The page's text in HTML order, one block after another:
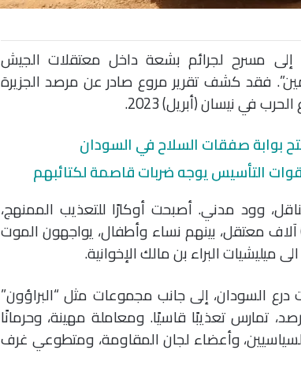
إلى مسرح لجرائم بشعة داخل معتقلات الجيش
فقد كشف تقرير مروع صادر عن مرصد الجزيرة
في نيسان (أبريل) 2023.
بوابة صفقات السلاح في السودان
التأسيس يوجه ضربات قاصمة لكتائبهم
وود مدني. أصبحت أوكارًا للتعذيب الممنهج،
القسري، والقتل بدم بارد. أكثر من (3) آلاف معتقل، بينهم نساء وأطفال، يواجهون الموت
ميليشيات البراء بن مالك الإخوانية.
درع السودان، إلى جانب مجموعات مثل “البراؤون”
تمارس تعذيبًا قاسيًا. ومعاملة مهينة، وحرمانًا
وأعضاء لجان المقاومة، ومتطوعي غرف